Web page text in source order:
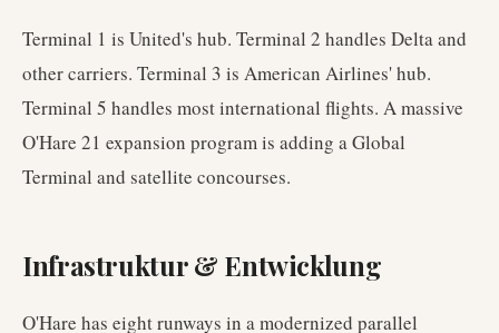
Terminal 1 is United's hub. Terminal 2 handles Delta and
other carriers. Terminal 3 is American Airlines' hub.
Terminal 5 handles most international flights. A massive
O'Hare 21 expansion program is adding a Global
Terminal and satellite concourses.
Infrastruktur & Entwicklung
O'Hare has eight runways in a modernized parallel